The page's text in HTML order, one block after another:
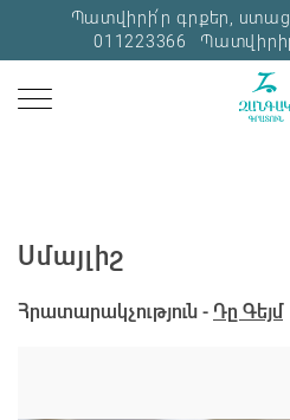
Պատվիրի՛ր գրքեր,
011223366
Սմայլիշ
Հրատարակչություն - Դը Գեյմ